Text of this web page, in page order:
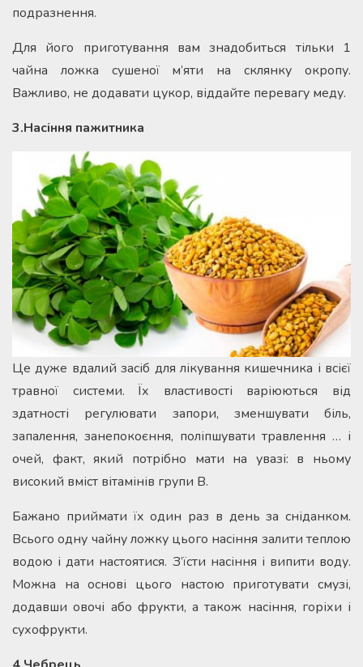
подразнення.
Для його приготування вам знадобиться тільки 1
чайна ложка сушеної м’яти на склянку окропу.
Важливо, не додавати цукор, віддайте перевагу меду.
3.Насіння пажитника
Це дуже вдалий засіб для лікування кишечника і всієї
травної системи. Їх властивості варіюються від
здатності регулювати запори, зменшувати біль,
запалення, занепокоєння, поліпшувати травлення … і
очей, факт, який потрібно мати на увазі: в ньому
високий вміст вітамінів групи В.
Бажано приймати їх один раз в день за сніданком.
Всього одну чайну ложку цього насіння залити теплою
водою і дати настоятися. З’їсти насіння і випити воду.
Можна на основі цього настою приготувати смузі,
додавши овочі або фрукти, а також насіння, горіхи і
сухофрукти.